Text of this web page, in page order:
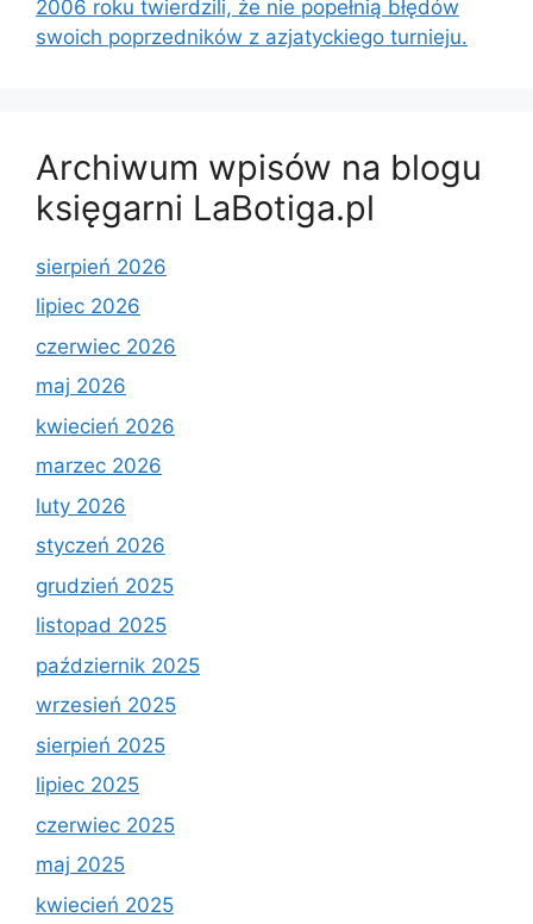
2006 roku twierdzili, że nie popełnią błędów
swoich poprzedników z azjatyckiego turnieju.
Archiwum wpisów na blogu
księgarni LaBotiga.pl
sierpień 2026
lipiec 2026
czerwiec 2026
maj 2026
kwiecień 2026
marzec 2026
luty 2026
styczeń 2026
grudzień 2025
listopad 2025
październik 2025
wrzesień 2025
sierpień 2025
lipiec 2025
czerwiec 2025
maj 2025
kwiecień 2025